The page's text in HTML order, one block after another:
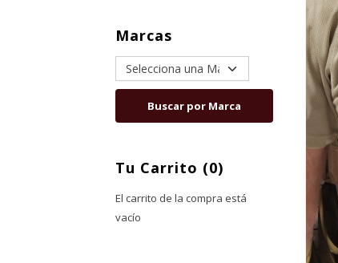
Marcas
Tu Carrito (0)
El carrito de la compra está
vacío